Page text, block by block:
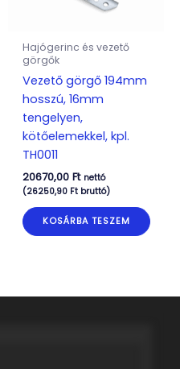
Hajógerinc és vezető
görgők
Vezető görgő 194mm
hosszú, 16mm
tengelyen,
kötőelemekkel, kpl.
TH0011
20670,00 Ft nettó
(26250,90 Ftbruttó)
KOSÁRBA TESZEM